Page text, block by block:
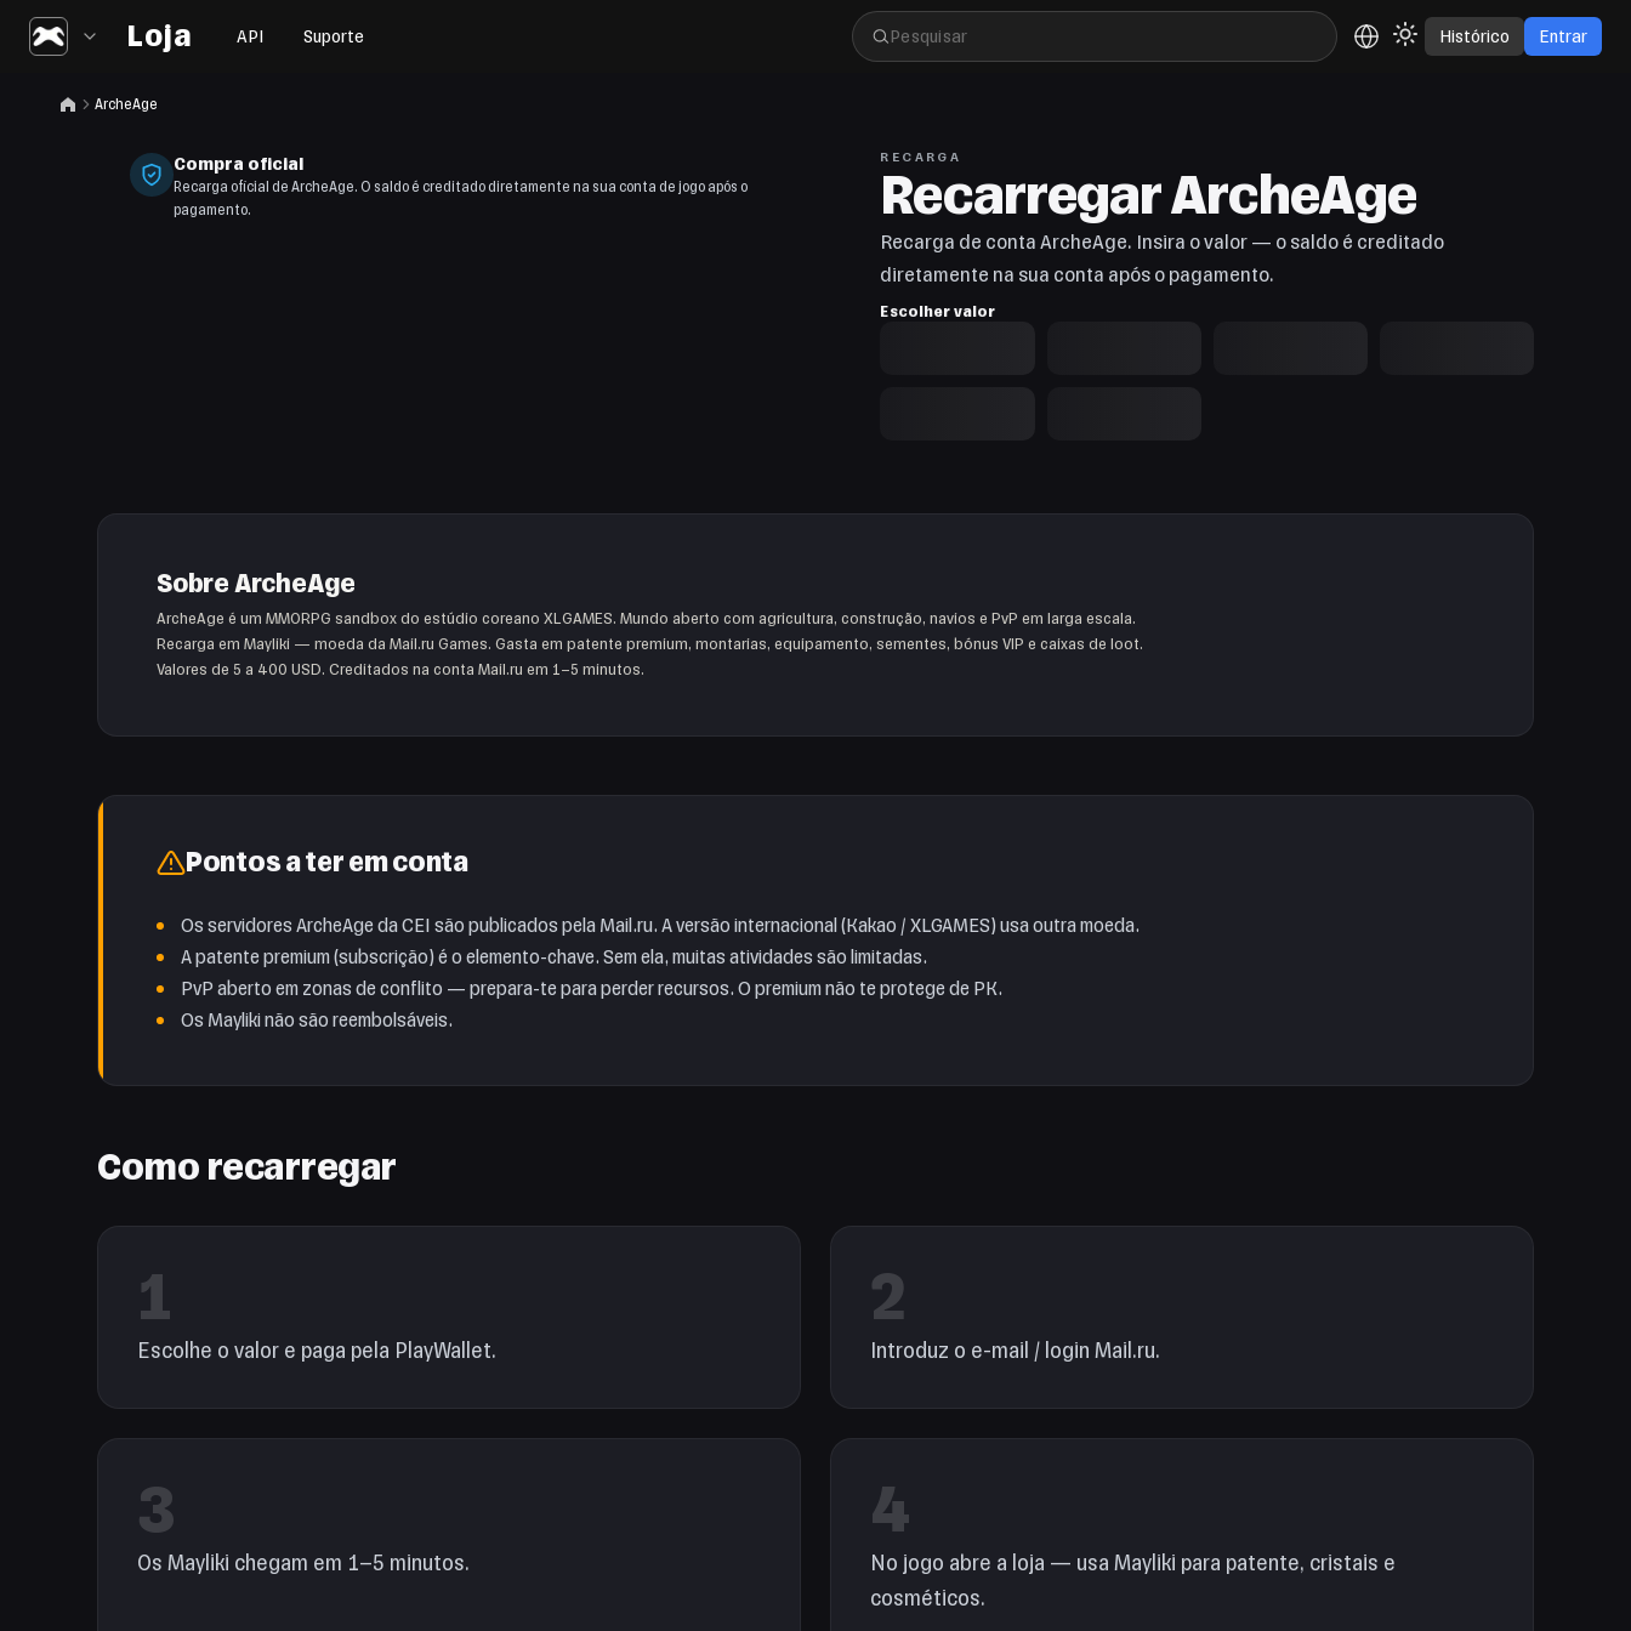
Loja API Suporte Histórico Entrar
ArcheAge
Compra oficial
Recarga oficial de ArcheAge. O saldo é creditado diretamente na sua conta de jogo após o
pagamento.
RECARGA
Recarregar ArcheAge
Recarga de conta ArcheAge. Insira o valor — o saldo é creditado
diretamente na sua conta após o pagamento.
Escolher valor
Sobre ArcheAge
ArcheAge é um MMORPG sandbox do estúdio coreano XLGAMES. Mundo aberto com agricultura, construção, navios e PvP em larga escala.
Recarga em Mayliki — moeda da Mail.ru Games. Gasta em patente premium, montarias, equipamento, sementes, bónus VIP e caixas de loot.
Valores de 5 a 400 USD. Creditados na conta Mail.ru em 1–5 minutos.
Pontos a ter em conta
Os servidores ArcheAge da CEI são publicados pela Mail.ru. A versão internacional (Kakao / XLGAMES) usa outra moeda.
A patente premium (subscrição) é o elemento-chave. Sem ela, muitas atividades são limitadas.
PvP aberto em zonas de conflito — prepara-te para perder recursos. O premium não te protege de PK.
Os Mayliki não são reembolsáveis.
Como recarregar
1
Escolhe o valor e paga pela PlayWallet.
2
Introduz o e-mail / login Mail.ru.
3
Os Mayliki chegam em 1–5 minutos.
4
No jogo abre a loja — usa Mayliki para patente, cristais e
cosméticos.